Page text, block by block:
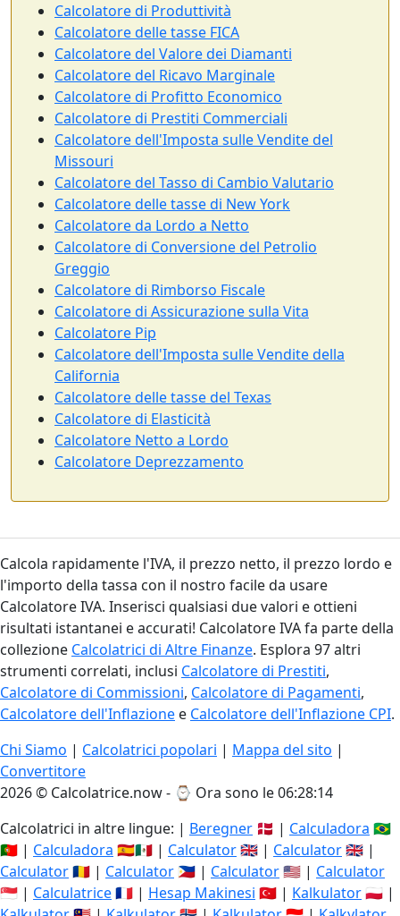
Calcolatore di Produttività
Calcolatore delle tasse FICA
Calcolatore del Valore dei Diamanti
Calcolatore del Ricavo Marginale
Calcolatore di Profitto Economico
Calcolatore di Prestiti Commerciali
Calcolatore dell'Imposta sulle Vendite del
Missouri
Calcolatore del Tasso di Cambio Valutario
Calcolatore delle tasse di New York
Calcolatore da Lordo a Netto
Calcolatore di Conversione del Petrolio
Greggio
Calcolatore di Rimborso Fiscale
Calcolatore di Assicurazione sulla Vita
Calcolatore Pip
Calcolatore dell'Imposta sulle Vendite della
California
Calcolatore delle tasse del Texas
Calcolatore di Elasticità
Calcolatore Netto a Lordo
Calcolatore Deprezzamento
Calcola rapidamente l'IVA, il prezzo netto, il prezzo lordo e
l'importo della tassa con il nostro facile da usare
Calcolatore IVA. Inserisci qualsiasi due valori e ottieni
risultati istantanei e accurati! Calcolatore IVA fa parte della
collezione Calcolatrici di Altre Finanze. Esplora 97 altri
strumenti correlati, inclusi Calcolatore di Prestiti,
Calcolatore di Commissioni, Calcolatore di Pagamenti,
Calcolatore dell'Inflazione e Calcolatore dell'Inflazione CPI.
Chi Siamo | Calcolatrici popolari | Mappa del sito |
Convertitore
2026 © Calcolatrice.now - ⌚ Ora sono le 06:28:15
Calcolatrici in altre lingue: | Beregner 🇩🇰 | Calculadora 🇧🇷
🇵🇹 | Calculadora 🇪🇸🇲🇽 | Calculator🇬🇧 | Calculator🇬🇧 |
Calculator🇷🇴 | Calculator 🇵🇭 | Calculator🇺🇸 | Calculator
🇸🇬 | Calculatrice🇫🇷 | Hesap Makinesi 🇹🇷 | Kalkulator🇵🇱 |